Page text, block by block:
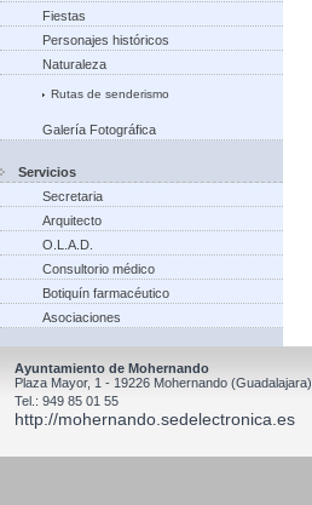
Fiestas
Personajes históricos
Naturaleza
Rutas de senderismo
Galería Fotográfica
Servicios
Secretaria
Arquitecto
O.L.A.D.
Consultorio médico
Botiquín farmacéutico
Asociaciones
Ayuntamiento de Mohernando
Plaza Mayor, 1 - 19226 Mohernando (Guadalajara)
Tel.: 949 85 01 55
http://mohernando.sedelectronica.es